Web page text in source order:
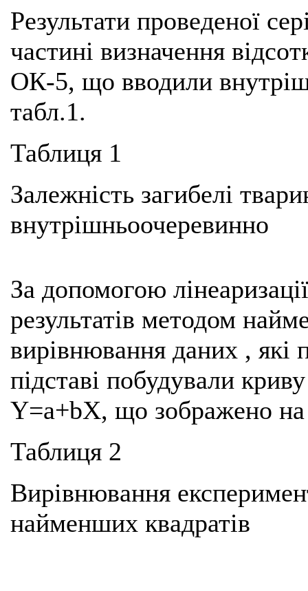
Результати проведеної
частині визначення
ОК-5, що вводили
табл.1.
Таблиця 1
Залежність загибелі
внутрішньоочеревинно
За допомогою
результатів методом
вирівнювання даних , які
підставі побудували
Y=a+bX, що зображено
Таблиця 2
Вирівнювання
найменших квадратів